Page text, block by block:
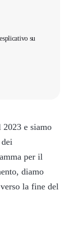
su
e siamo
per il
diamo
la fine del